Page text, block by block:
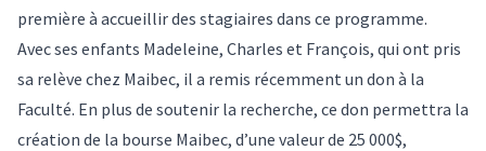
première à accueillir des stagiaires dans ce programme.
Avec ses enfants Madeleine, Charles et François, qui ont pris
sa relève chez Maibec, il a remis récemment un don à la
Faculté. En plus de soutenir la recherche, ce don permettra la
création de la bourse Maibec, d’une valeur de 25 000$,